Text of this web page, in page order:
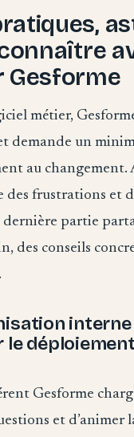
Gesforme
métier,
demande un
au changement.
des frustrations et
dernière partie
des conseils
le
Gesforme
et d’animer